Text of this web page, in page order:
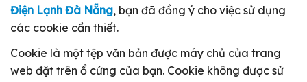
Điện Lạnh Đà Nẵng, bạn đã đồng ý cho việc sử dụng
các cookie cần thiết.
Cookie là một tệp văn bản được máy chủ của trang
web đặt trên ổ cứng của bạn. Cookie không được sử